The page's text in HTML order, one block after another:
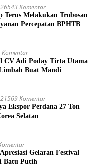
26543 Komentar
Terus Melakukan Trobosan
Percepatan BPHTB
CV Adi Poday Tirta Utama
Buat Mandi
21569 Komentar
Ekspor Perdana 27 Ton
Selatan
Gelaran Festival
Batu Putih